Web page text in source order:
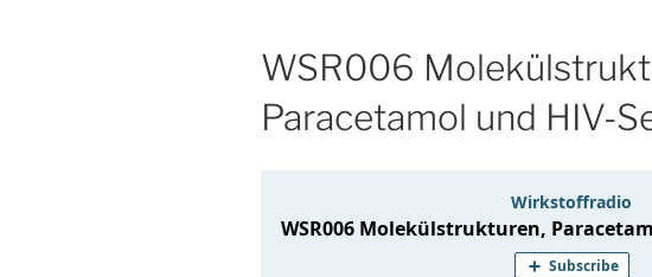
WSR006
Paracetamol und HIV-